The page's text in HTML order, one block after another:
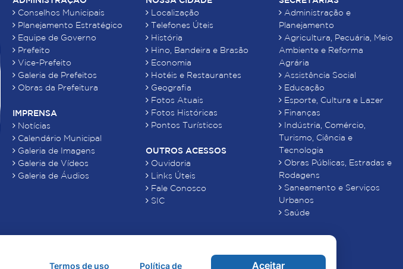
Conselhos Municipais
Planejamento Estratégico
Equipe de Governo
Prefeito
Vice-Prefeito
Galeria de Prefeitos
Obras da Prefeitura
IMPRENSA
Notícias
Calendário Municipal
Galeria de Imagens
Galeria de Vídeos
Galeria de Áudios
Localização
Telefones Úteis
História
Hino, Bandeira e Brasão
Economia
Hotéis e Restaurantes
Geografia
Fotos Atuais
Fotos Históricas
Pontos Turísticos
OUTROS ACESSOS
Ouvidoria
Links Úteis
Fale Conosco
SIC
Administração e
Planejamento
Agricultura, Pecuária, Meio
Ambiente e Reforma
Agrária
Assistência Social
Educação
Esporte, Cultura e Lazer
Finanças
Indústria, Comércio,
Turismo, Ciência e
Tecnologia
Obras Públicas, Estradas e
Rodagens
Saneamento e Serviços
Urbanos
Saúde
Termos de uso Política de Aceitar